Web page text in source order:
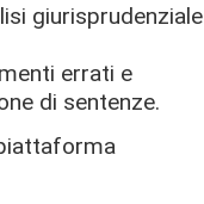
giurisprudenziale
errati e
di sentenze.